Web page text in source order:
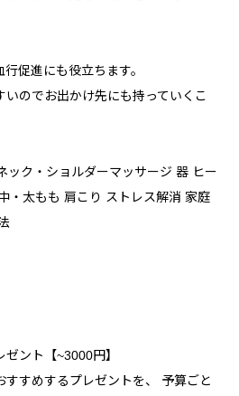
促進にも役立ちます。
いのでお出かけ先にも持っていくこ
ック・ショルダーマッサージ 器 ヒー
・太もも 肩こり ストレス解消 家庭
ント【~3000円】
すすめするプレゼントを、 予算ごと